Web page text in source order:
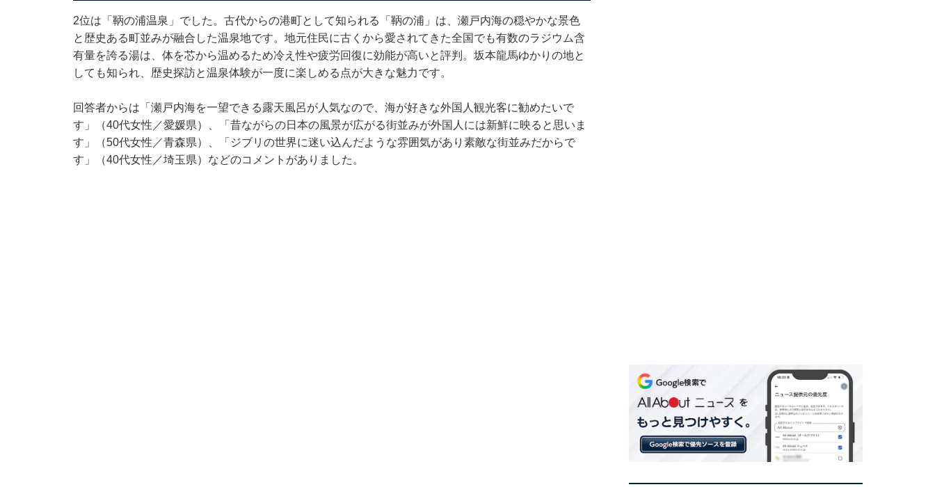
2位は「鞆の浦温泉」でした。古代からの港町として知られる「鞆の浦」は、瀬戸内海の穏やかな景色
と歴史ある町並みが融合した温泉地です。地元住民に古くから愛されてきた全国でも有数のラジウム含
有量を誇る湯は、体を芯から温めるため冷え性や疲労回復に効能が高いと評判。坂本龍馬ゆかりの地と
しても知られ、歴史探訪と温泉体験が一度に楽しめる点が大きな魅力です。
回答者からは「瀬戸内海を一望できる露天風呂が人気なので、海が好きな外国人観光客に勧めたいで
す」（40代女性／愛媛県）、「昔ながらの日本の風景が広がる街並みが外国人には新鮮に映ると思いま
す」（50代女性／青森県）、「ジブリの世界に迷い込んだような雰囲気があり素敵な街並みだからで
す」（40代女性／埼玉県）などのコメントがありました。